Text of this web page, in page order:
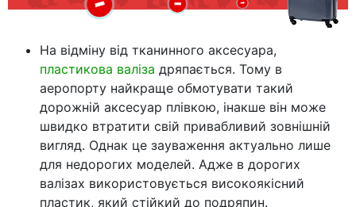
На відміну від тканинного аксесуара,
пластикова валіза дряпається. Тому в
аеропорту найкраще обмотувати такий
дорожній аксесуар плівкою, інакше він може
швидко втратити свій привабливий зовнішній
вигляд. Однак це зауваження актуально лише
для недорогих моделей. Адже в дорогих
валізах використовується високоякісний
пластик, який стійкий до подряпин.